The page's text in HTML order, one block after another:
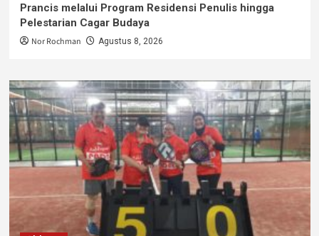
Prancis melalui Program Residensi Penulis hingga
Pelestarian Cagar Budaya
Nor Rochman Agustus 8, 2026